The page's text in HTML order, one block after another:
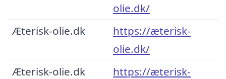
olie.dk/
Æterisk-olie.dk
https://æterisk-
olie.dk/
Æterisk-olie.dk
https://æterisk-